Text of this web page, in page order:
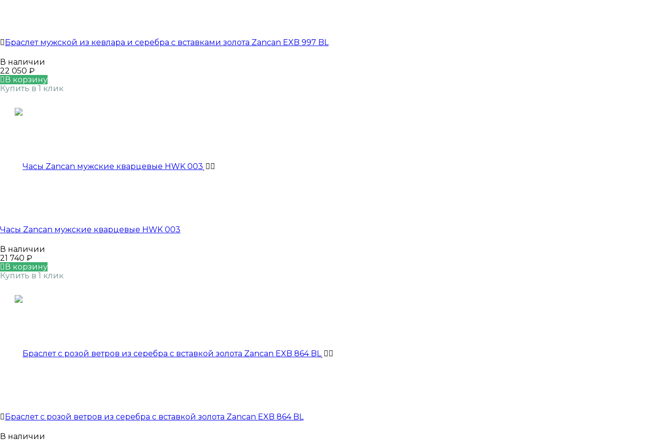
Браслет мужской из кевлара и серебра с вставками золота Zancan EXB 997 BL
В наличии
22 050 ₽
В корзину
Купить в 1 клик
Часы Zancan мужские кварцевые HWK 003
В наличии
21 740 ₽
В корзину
Купить в 1 клик
Браслет с розой ветров из серебра с вставкой золота Zancan EXB 864 BL
В наличии